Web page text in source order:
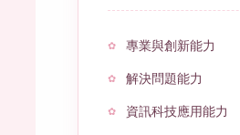
專業與創新能力
解決問題能力
資訊科技應用能力